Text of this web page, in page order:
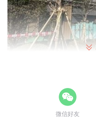
微信好友